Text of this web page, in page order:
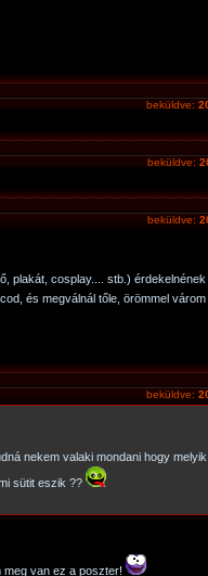
beküldve:
beküldve:
beküldve:
plakát, cosplay.... stb.)
és megválnál tőle, örömmel várom
beküldve:
nekem valaki mondani hogy
sütit eszik ??
meg van ez a poszter!